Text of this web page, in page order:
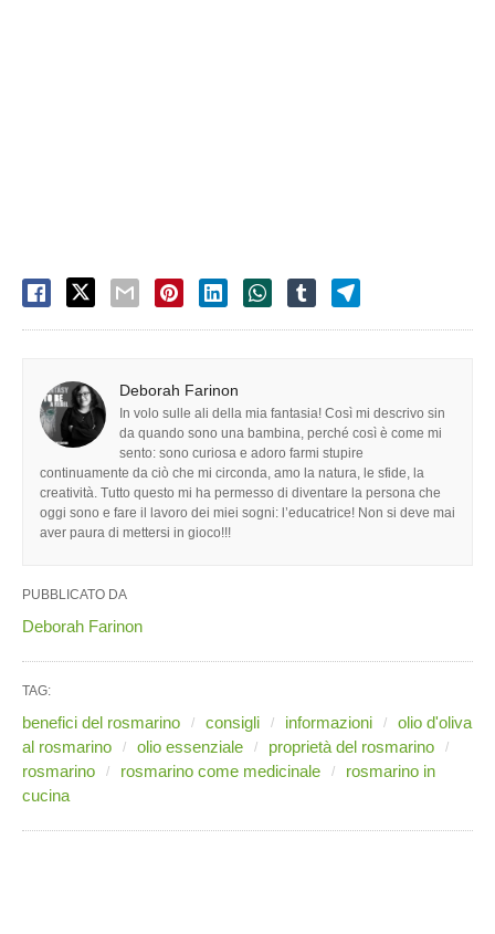
Deborah Farinon
In volo sulle ali della mia fantasia! Così mi descrivo sin
da quando sono una bambina, perché così è come mi
sento: sono curiosa e adoro farmi stupire
continuamente da ciò che mi circonda, amo la natura, le sfide, la
creatività. Tutto questo mi ha permesso di diventare la persona che
oggi sono e fare il lavoro dei miei sogni: l’educatrice! Non si deve mai
aver paura di mettersi in gioco!!!
PUBBLICATO DA
Deborah Farinon
TAG:
benefici del rosmarino consigli informazioni
olio d'oliva
al rosmarino
olio essenziale
proprietà del rosmarino
rosmarino
rosmarino come medicinale
rosmarino in
cucina